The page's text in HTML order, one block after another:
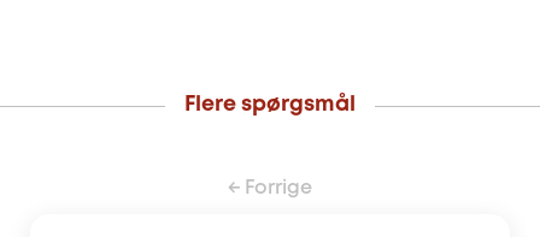
Flere spørgsmål
← Forrige